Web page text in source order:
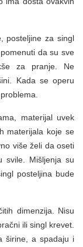
posteljine za singl
da su sve
za pranje. Ne
Kada se operu
materijal uvek
materijala koje se
više želi da oseti
svile. Mišljenja su
posteljina bude
dimenzija. Nisu
ili singl krevet.
širine, a spadaju i